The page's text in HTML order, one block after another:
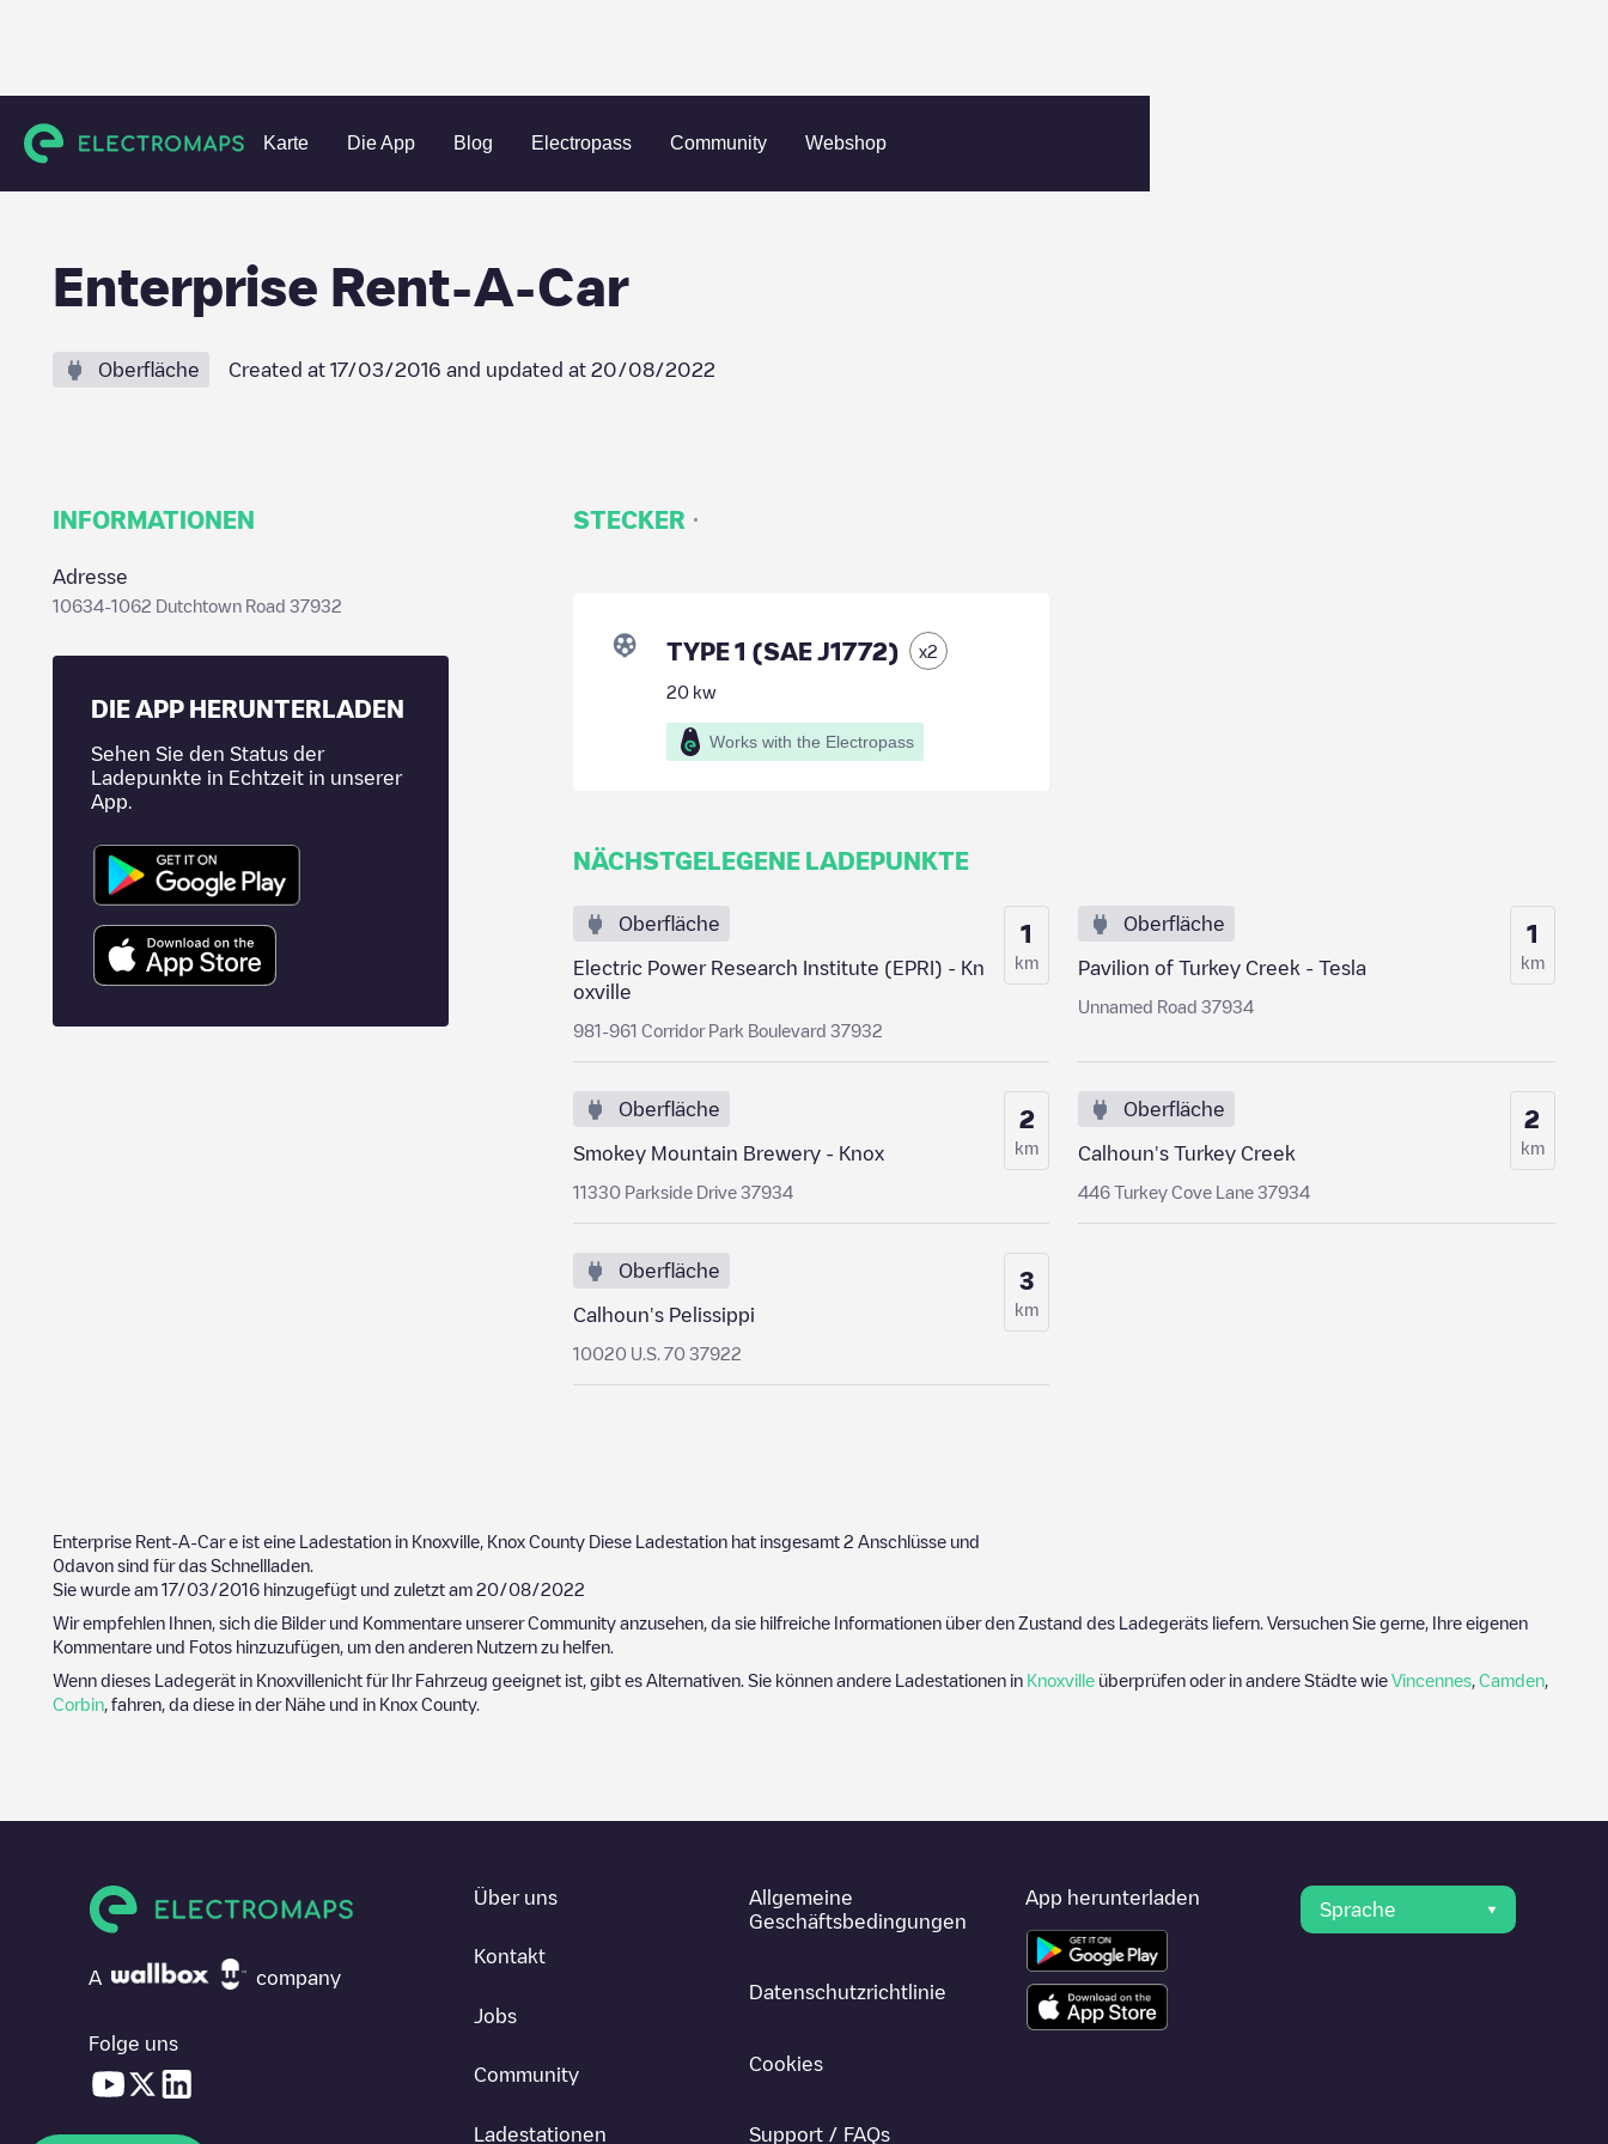
Karte Die App Blog Electropass Community Webshop
Charging stations Vereinigte Staaten Knox County Knoxville Enterprise Rent-A-Car
Enterprise Rent-A-Car
Oberfläche Created at 17/03/2016 and updated at 20/08/2022
INFORMATIONEN
Adresse
10634-1062 Dutchtown Road 37932
DIE APP HERUNTERLADEN
Sehen Sie den Status der
Ladepunkte in Echtzeit in unserer
App.
STECKER ·
TYPE 1 (SAE J1772) x2
20kw
Works with the Electropass
NÄCHSTGELEGENE LADEPUNKTE
Oberfläche
Electric Power Research Institute (EPRI) - Kn
oxville
981-961 Corridor Park Boulevard 37932
1
km
Oberfläche
Pavilion of Turkey Creek - Tesla
Unnamed Road 37934
1
km
Oberfläche
Smokey Mountain Brewery - Knox
11330 Parkside Drive 37934
2
km
Oberfläche
Calhoun's Turkey Creek
446 Turkey Cove Lane 37934
2
km
Oberfläche
Calhoun's Pelissippi
10020 U.S. 70 37922
3
km
Enterprise Rent-A-Care ist eine Ladestation in Knoxville Knox County Diese Ladestation hat insgesamt 2 Anschlüsse und
0davon sind für das Schnellladen.
Sie wurde am 17/03/2016 hinzugefügt und zuletzt am 20/08/2022
Wir empfehlen Ihnen, sich die Bilder und Kommentare unserer Community anzusehen, da sie hilfreiche Informationen über den Zustand des Ladegeräts liefern. Versuchen Sie gerne, Ihre eigenen
Kommentare und Fotos hinzuzufügen, um den anderen Nutzern zu helfen.
Wenn dieses Ladegerät in Knoxvillenicht für Ihr Fahrzeug geeignet ist, gibt es Alternativen. Sie können andere Ladestationen in Knoxville überprüfen oder in andere Städte wie Vincennes Camden
Corbin , fahren, da diese in der Nähe und in Knox County.
A company
Folge uns
Über uns
Kontakt
Jobs
Community
Ladestationen
Allgemeine
Geschäftsbedingungen
Datenschutzrichtlinie
Cookies
Support / FAQs
App herunterladen
Sprache